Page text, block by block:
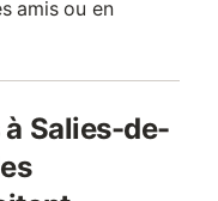
amis ou en
Salies-de-